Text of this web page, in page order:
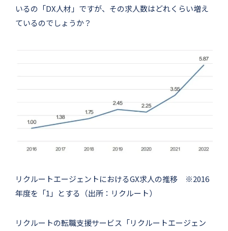
いるの「DX人材」ですが、その求人数はどれくらい増え
ているのでしょうか？
リクルートエージェントにおけるGX求人の推移 ※2016
年度を「1」とする（出所：リクルート）
リクルートの転職支援サービス「リクルートエージェン